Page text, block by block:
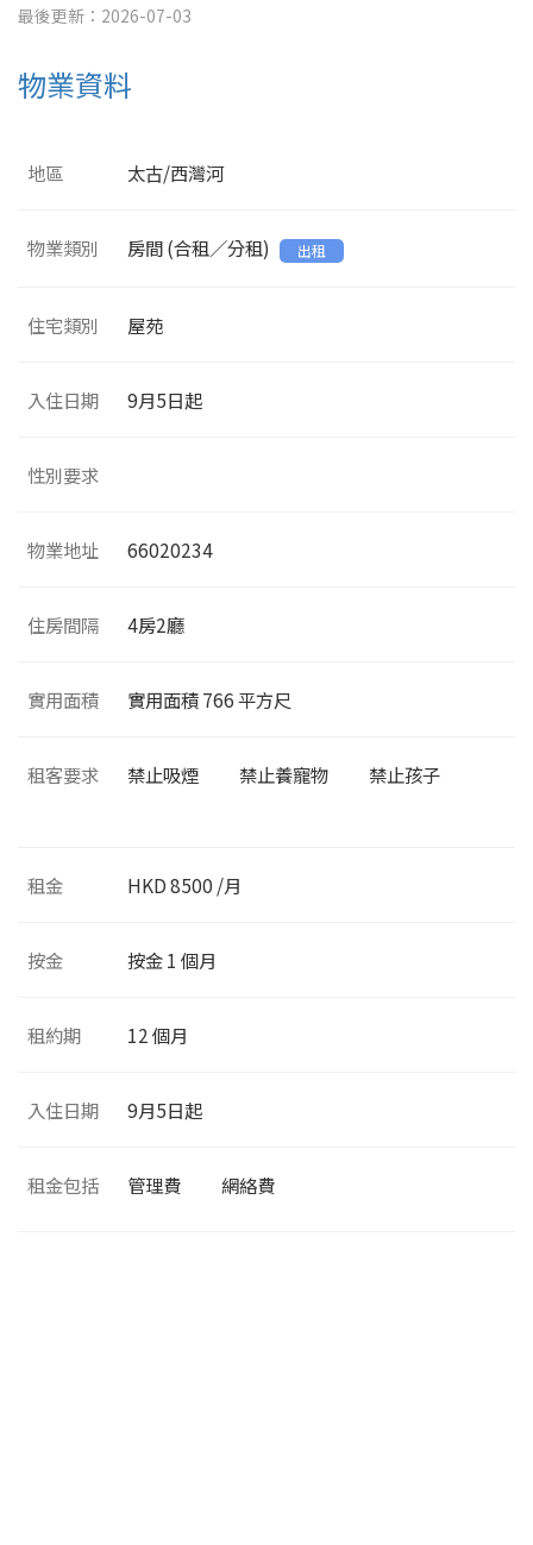
最後更新：2026-07-03
物業資料
地區 太古/西灣河
物業類別 房間 (合租／分租) 出租
住宅類別 屋苑
入住日期 9月5日起
性別要求
物業地址 66020234
住房間隔 4房2廳
實用面積 實用面積766平方尺
租客要求 禁止吸煙 禁止養寵物 禁止孩子
租金 HKD 8500 /月
按金 按金 1 個月
租約期 12 個月
入住日期 9月5日起
租金包括 管理費 網絡費